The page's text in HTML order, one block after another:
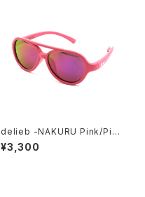
delieb -NAKURU Pink/Pink
mirror- BABYsize
¥3,300